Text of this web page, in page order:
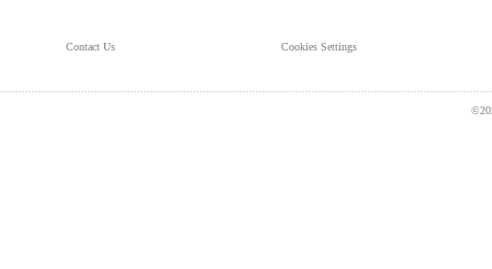
Contact Us Cookies Settings